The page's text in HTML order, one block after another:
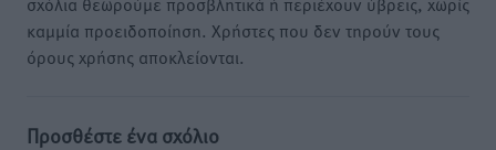
καμμία προειδοποίηση. Χρήστες που δεν τηρούν τους
όρους χρήσης αποκλείονται.
Προσθέστε ένα σχόλιο